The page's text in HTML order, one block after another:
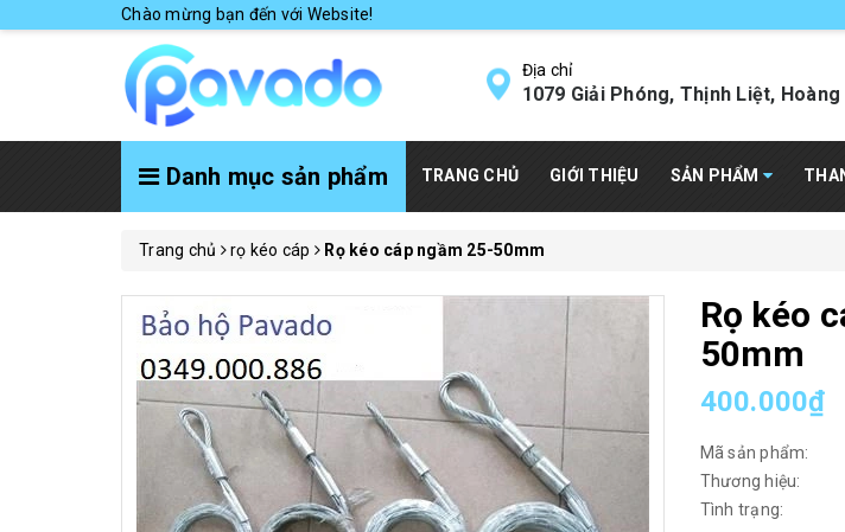
Chào mừng bạn đến với Website!
Địa chỉ
1079 Giải Phóng, Thịnh Liệt, Hoàng
Danh mục sản phẩm TRANG CHỦ GIỚI THIỆU SẢN PHẨM
Trang chủ rọ kéo cáp Rọ kéo cáp ngầm 25-50mm
Rọ kéo
50mm
400.000₫
Mã sản phẩm:
Thương hiệu:
Tình trạng: